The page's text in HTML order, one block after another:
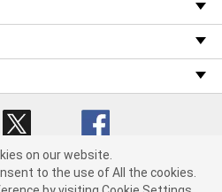
By clicking "Accept", you consent
All the cookies.
Parts v OST_3.2.0.0.729 (3) cv1361
on our website.
to the use of All the cookies.